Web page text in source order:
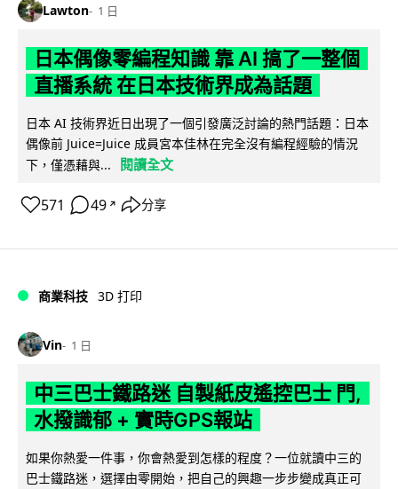
Lawton 1 日
日本偶像零編程知識 靠 AI 搞了一整個
直播系統 在日本技術界成為話題
日本 AI 技術界近日出現了一個引發廣泛討論的熱門話題：日本
偶像前 Juice=Juice 成員宮本佳林在完全沒有編程經驗的情況
下，僅憑藉與...
閱讀全文
571 49 ↗ 分享
商業科技 3D 打印
Vin 1 日
中三巴士鐵路迷 自製紙皮遙控巴士 門,
水撥識郁 + 實時GPS報站
如果你熱愛一件事，你會熱愛到怎樣的程度？一位就讀中三的
巴士鐵路迷，選擇由零開始，把自己的興趣一步步變成真正可